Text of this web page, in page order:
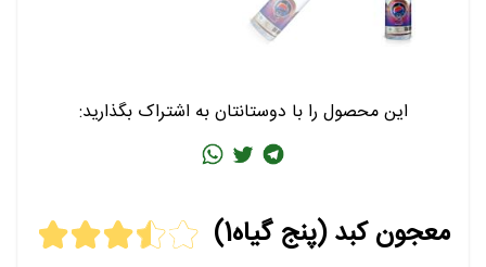
این محصول را با دوستانتان به اشتراک بگذارید:
معجون کبد (پنج گیاه1)